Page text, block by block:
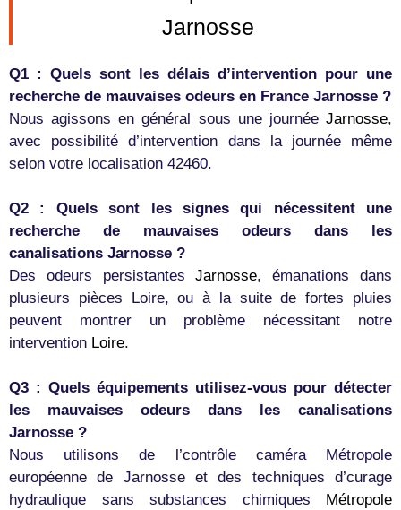
Jarnosse
Q1 : Quels sont les délais d’intervention pour une
recherche de mauvaises odeurs en France Jarnosse ?
Nous agissons en général sous une journée Jarnosse,
avec possibilité d’intervention dans la journée même
selon votre localisation 42460.
Q2 : Quels sont les signes qui nécessitent une
recherche de mauvaises odeurs dans les
canalisations Jarnosse ?
Des odeurs persistantesJarnosse, émanations dans
plusieurs pièces Loire, ou à la suite de fortes pluies
peuvent montrer un problème nécessitant notre
intervention Loire.
Q3 : Quels équipements utilisez-vous pour détecter
les mauvaises odeurs dans les canalisations
Jarnosse ?
Nous utilisons de l’contrôle caméra Métropole
européenne de Jarnosse et des techniques d’curage
hydraulique sans substances chimiques
Métropole